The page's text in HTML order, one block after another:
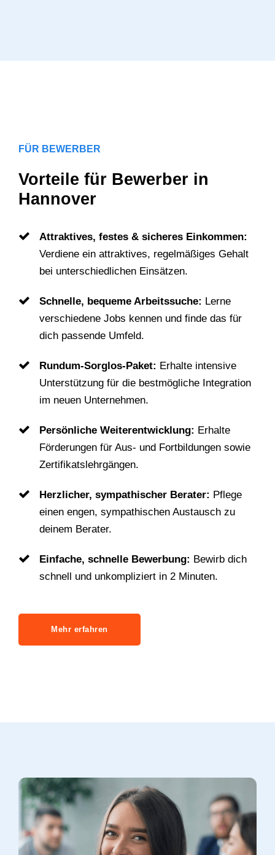
FÜR BEWERBER
Vorteile für Bewerber in
Hannover
Attraktives, festes & sicheres Einkommen:
Verdiene ein attraktives, regelmäßiges Gehalt
bei unterschiedlichen Einsätzen.
Schnelle, bequeme Arbeitssuche: Lerne
verschiedene Jobs kennen und finde das für
dich passende Umfeld.
Rundum-Sorglos-Paket: Erhalte intensive
Unterstützung für die bestmögliche Integration
im neuen Unternehmen.
Persönliche Weiterentwicklung: Erhalte
Förderungen für Aus- und Fortbildungen sowie
Zertifikatslehrgängen.
Herzlicher, sympathischer Berater: Pflege
einen engen, sympathischen Austausch zu
deinem Berater.
Einfache, schnelle Bewerbung: Bewirb dich
schnell und unkompliziert in 2 Minuten.
Mehr erfahren